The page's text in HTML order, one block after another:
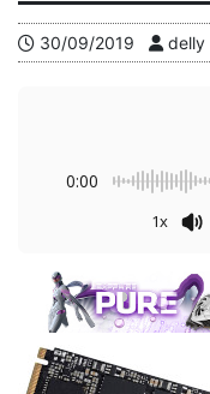
30/09/2019 delly
0:00
1x